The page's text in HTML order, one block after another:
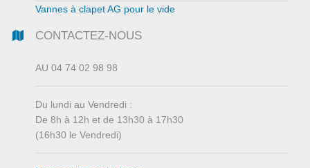
Vannes à clapet AG pour le vide
CONTACTEZ-NOUS
AU 04 74 02 98 98
Du lundi au Vendredi :
De 8h à 12h et de 13h30 à 17h30
(16h30 le Vendredi)